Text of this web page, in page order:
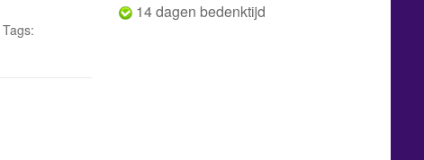
Tags:
14 dagen bedenktijd